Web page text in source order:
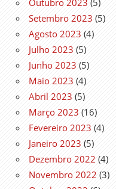
Setembro 2023 (5)
Agosto 2023 (4)
Julho 2023 (5)
Junho 2023 (5)
Maio 2023 (4)
Abril 2023 (5)
Março 2023 (16)
Fevereiro 2023 (4)
Janeiro 2023 (5)
Dezembro 2022 (4)
Novembro 2022 (3)